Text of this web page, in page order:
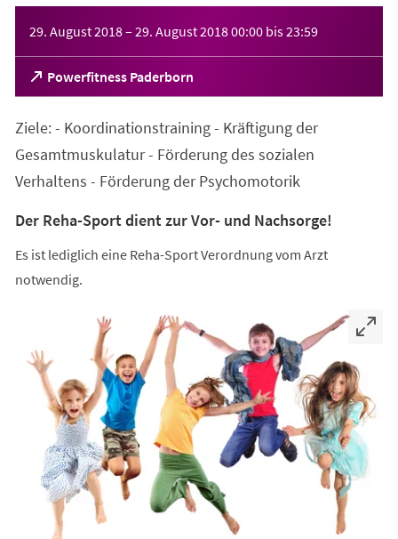
29. August 2018– 29. August 201800:00 bis23:59
Powerfitness Paderborn
(Öffnet
in
neuen
Ziele: - Koordinationstraining - Kräftigung der
Gesamtmuskulatur - Förderung des sozialen
Verhaltens - Förderung der Psychomotorik
Der Reha-Sport dient zur Vor- und Nachsorge!
Es ist lediglich eine Reha-Sport Verordnung vom Arzt
notwendig.